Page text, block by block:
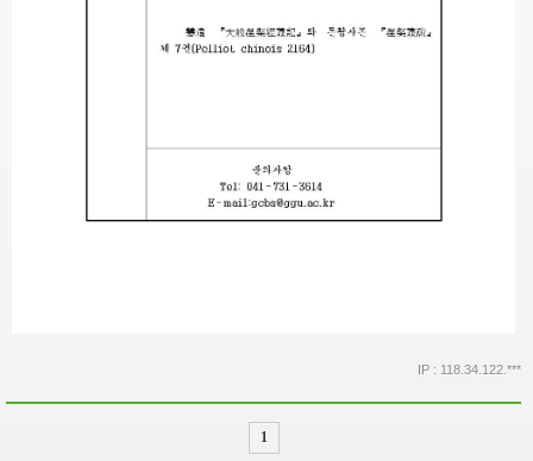
IP : 118.34.122.***
1